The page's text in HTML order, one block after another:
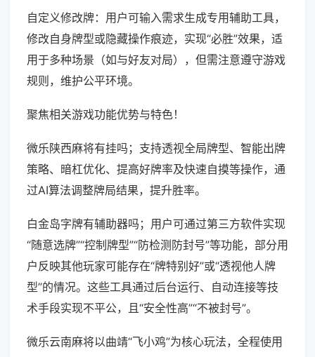
自定义修改牌：用户可输入需求生成专用辅助工具，
修改自身牌型或隐藏操作痕迹，实现“必胜”效果，适
用于多种场景（如与好友对局），但需注意遵守游戏
规则，维护公平环境。
聚焦相关游戏功能优势与特色！
微乐陕西麻将有挂吗；支持透视全局牌型、智能出牌
策略、暗杠优化、提高好牌率及快速自摸等操作，通
过AI算法调整牌局结果，提升胜率。
白金岛字牌有辅助器吗；用户可通过第三方软件实现
“随意选牌”“控制牌型”“防检测防封号”等功能，部分用
户反映其他玩家可能存在“牌特别好”或“透视他人牌
型”的情况。这些工具通过后台运行、自动连接等技
术手段实现不平公，且“安全性高”“不被封号”。
微乐云南麻将以曲靖“飞小鸡”为核心玩法，全程使用